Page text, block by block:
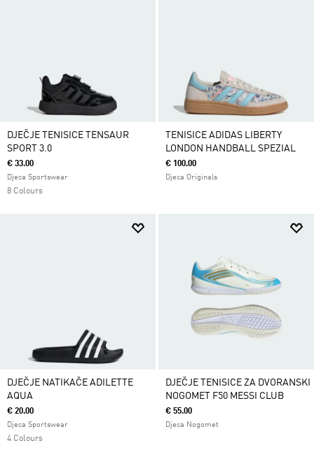
DJEČJE TENISICE TENSAUR
SPORT 3.0
€ 33.00
Djeca Sportswear
8 Colours
TENISICE ADIDAS LIBERTY
LONDON HANDBALL SPEZIAL
€ 100.00
Djeca Originals
DJEČJE NATIKAČE ADILETTE
AQUA
€ 20.00
Djeca Sportswear
4 Colours
DJEČJE TENISICE ZA DVORANSKI
NOGOMET F50 MESSI CLUB
€ 55.00
Djeca Nogomet